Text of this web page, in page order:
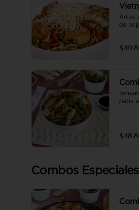
Arroz
de
papa
Combos Especiales